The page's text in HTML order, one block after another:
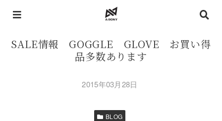
SALE情報 GOGGLE GLOVE お買い得
品多数あります
2015年03月28日
BLOG